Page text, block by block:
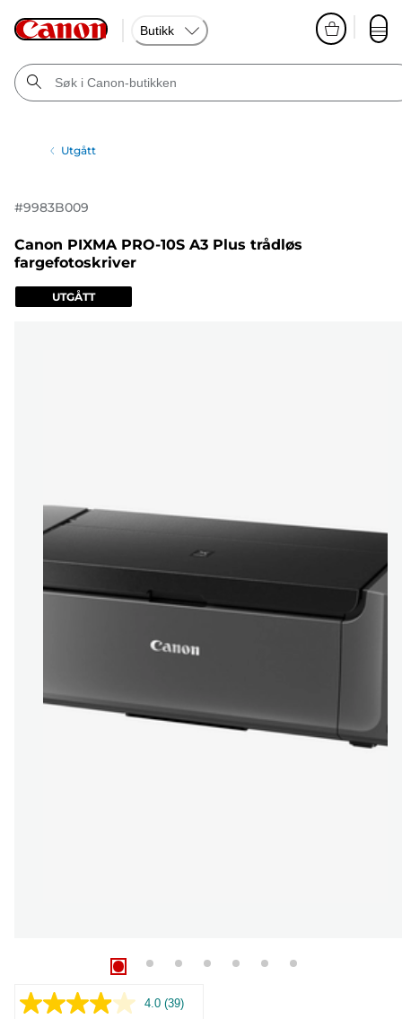
Butikk
Utgått
#9983B009
Canon PIXMA PRO-10S A3 Plus trådløs
fargefotoskriver
UTGÅTT
4.0 Les
(39)